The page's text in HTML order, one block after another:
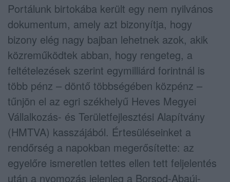
Portálunk birtokába került egy nem nyilvános
dokumentum, amely azt bizonyítja, hogy
bizony elég nagy bajban lehetnek azok, akik
közreműködtek abban, hogy rengeteg, a
feltételezések szerint egymilliárd forintnál is
több pénz – döntő többségében közpénz –
tűnjön el az egri székhelyű Heves Megyei
Vállalkozás- és Területfejlesztési Alapítvány
(HMTVA) kasszájából. Értesüléseinket a
rendőrség a napokban megerősítette: az
egyelőre ismeretlen tettes ellen tett feljelentés
után a nyomozás jelenleg a Borsod-Abaúj-